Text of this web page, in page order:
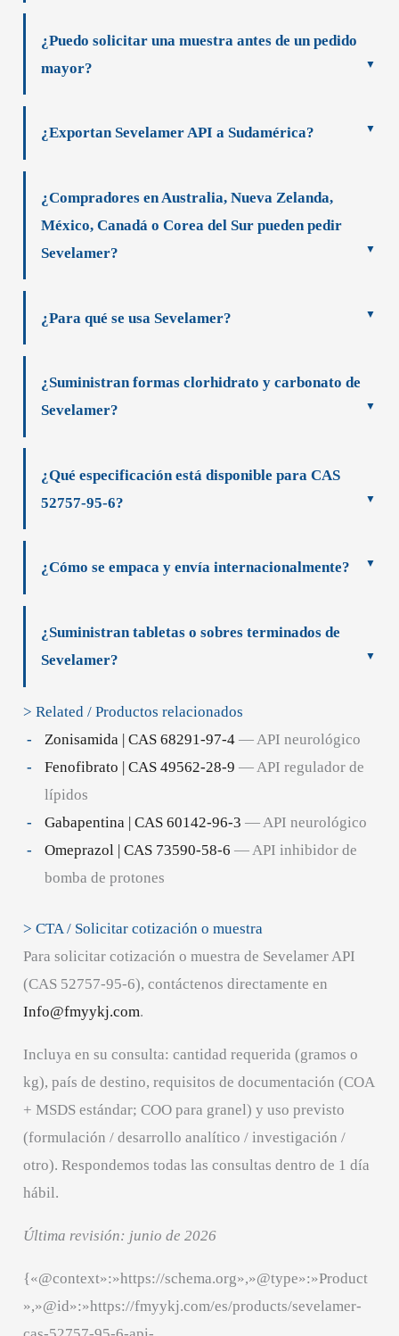
¿Puedo solicitar una muestra antes de un pedido
mayor?
¿Exportan Sevelamer API a Sudamérica?
¿Compradores en Australia, Nueva Zelanda,
México, Canadá o Corea del Sur pueden pedir
Sevelamer?
¿Para qué se usa Sevelamer?
¿Suministran formas clorhidrato y carbonato de
Sevelamer?
¿Qué especificación está disponible para CAS
52757-95-6?
¿Cómo se empaca y envía internacionalmente?
¿Suministran tabletas o sobres terminados de
Sevelamer?
> Related / Productos relacionados
Zonisamida | CAS 68291-97-4— API neurológico
Fenofibrato | CAS 49562-28-9 — API regulador de
lípidos
Gabapentina | CAS 60142-96-3 — API neurológico
Omeprazol | CAS 73590-58-6 — API inhibidor de
bomba de protones
> CTA / Solicitar cotización o muestra
Para solicitar cotización o muestra de Sevelamer API
(CAS 52757-95-6), contáctenos directamente en
Info@fmyykj.com.
Incluya en su consulta: cantidad requerida (gramos o
kg), país de destino, requisitos de documentación (COA
+ MSDS estándar; COO para granel) y uso previsto
(formulación / desarrollo analítico / investigación /
otro). Respondemos todas las consultas dentro de 1 día
hábil.
Última revisión: junio de 2026
{«@context»:»https://schema.org»,»@type»:»Product
»,»@id»:»https://fmyykj.com/es/products/sevelamer-